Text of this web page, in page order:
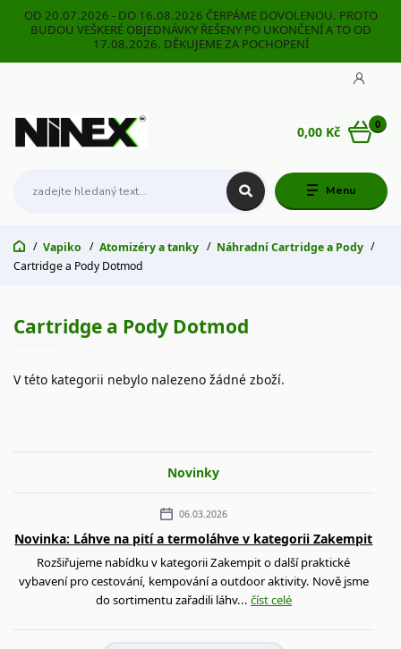
OD 20.07.2026 - DO 16.08.2026 ČERPÁME DOVOLENOU. PROTO
BUDOU VEŠKERÉ OBJEDNÁVKY ŘEŠENY PO UKONČENÍ A TO OD
17.08.2026. DĚKUJEME ZA POCHOPENÍ
Menu
0
0,00 Kč
Vapiko Atomizéry a tanky
Náhradní Cartridge a Pody
Cartridge a Pody Dotmod
Cartridge a Pody Dotmod
V této kategorii nebylo nalezeno žádné zboží.
Novinky
06.03.2026
Novinka: Láhve na pití a termoláhve v kategorii Zakempit
Rozšiřujeme nabídku v kategorii Zakempit o další praktické
vybavení pro cestování, kempování a outdoor aktivity. Nově jsme
do sortimentu zařadili láhv... číst celé